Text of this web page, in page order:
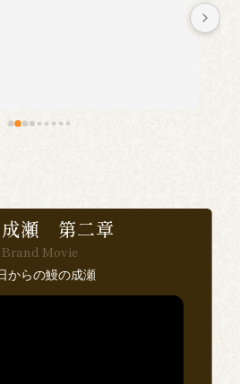
成瀬 第二章
Brand Movie
からの鰻の成瀬